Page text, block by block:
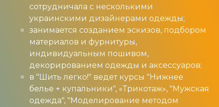
сотрудничала с несколькими
украинскими дизайнерами одежды;
занимается созданием эскизов, подбором
материалов и фурнитуры,
индивидуальным пошивом,
декорированием одежды и аксессуаров;
в "Шить легко!" ведет курсы "Нижнее
белье + купальники", «Трикотаж», "Мужская
одежда", "Моделирование методом